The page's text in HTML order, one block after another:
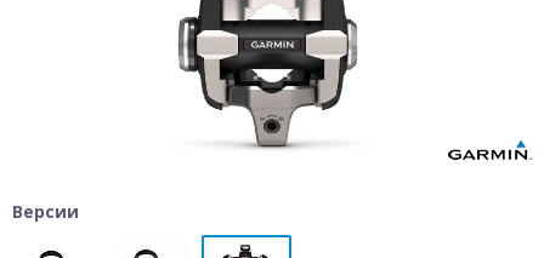
Версии